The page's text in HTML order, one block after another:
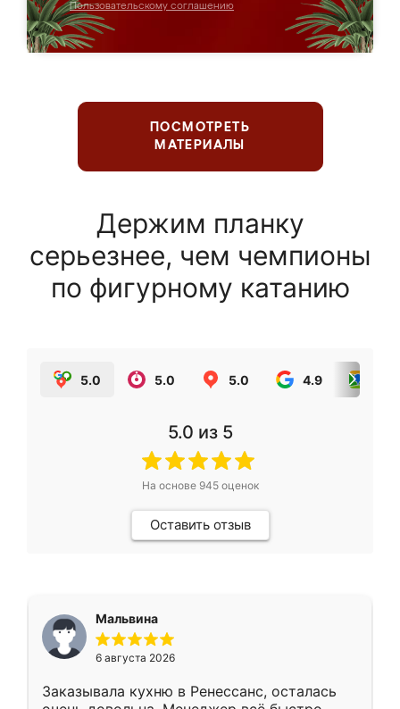
Пользовательскому соглашению
ПОСМОТРЕТЬ
МАТЕРИАЛЫ
Держим планку
серьезнее, чем чемпионы
по фигурному катанию
5.0 5.0 5.0 4.9
5.0 из 5
На основе 945оценок
Оставить отзыв
Мальвина
6 августа 2026
Заказывала кухню в Ренессанс, осталась